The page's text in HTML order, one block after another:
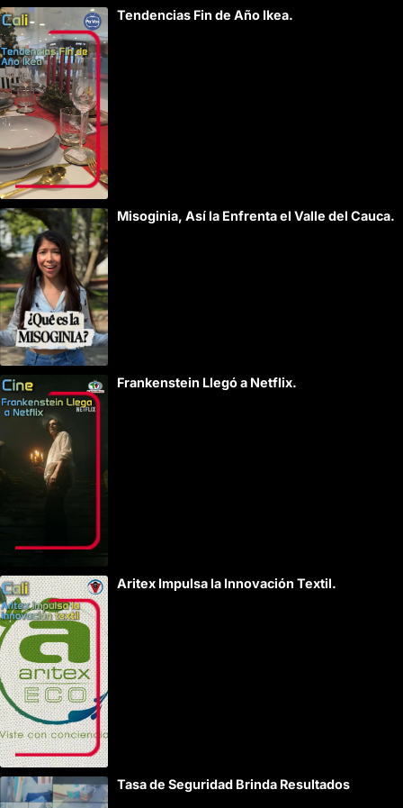
Tendencias Fin de Año Ikea.
Misoginia, Así la Enfrenta el Valle del Cauca.
Frankenstein Llegó a Netflix.
Aritex Impulsa la Innovación Textil.
Tasa de Seguridad Brinda Resultados